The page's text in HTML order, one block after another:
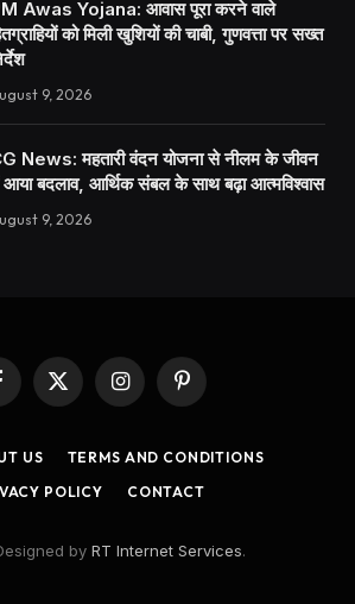
Awas Yojana: आवास पूरा करने वाले
को मिली खुशियों की चाबी, गुणवत्ता पर सख्त
9, 2026
News: महतारी वंदन योजना से नीलम के जीवन
बदलाव, आर्थिक संबल के साथ बढ़ा आत्मविश्वास
9, 2026
X
InstagramPinterest
US
TERMS AND CONDITIONS
POLICY
CONTACT
by RT Internet Services.